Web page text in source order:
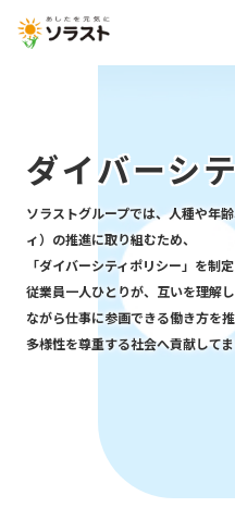
ダイバーシ
ソラストグループでは、人種や年
ィ）の推進に取り組むため、
「ダイバーシティポリシー」を制定
従業員一人ひとりが、互いを理解
ながら仕事に参画できる働き方を
多様性を尊重する社会へ貢献してま